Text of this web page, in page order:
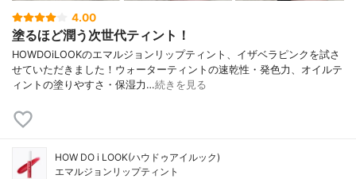
4.00
塗るほど潤う次世代ティント！
HOWDOiLOOKのエマルジョンリップティント、イザベラピンクを試さ
せていただきました！ウォーターティントの速乾性・発色力、オイルテ
ィントの塗りやすさ・保湿力…続きを見る
HOW DO i LOOK(ハウドゥアイルック)
エマルジョンリップティント